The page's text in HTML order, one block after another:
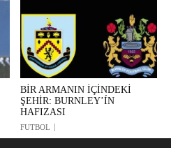
BİR ARMANIN İÇİNDEKİ
ŞEHİR: BURNLEY’ÍN
HAFIZASI
FUTBOL